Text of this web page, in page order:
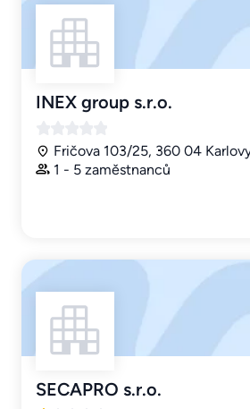
INEX group s.r.o.
Fričova 103/25, 360 04
1 - 5 zaměstnanců
SECAPRO s.r.o.